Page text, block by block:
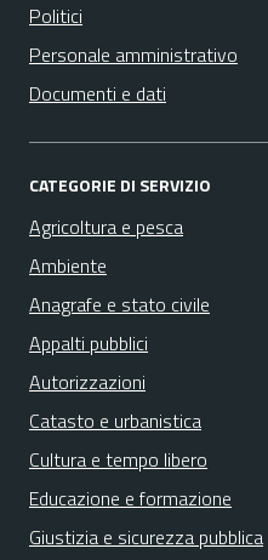
Politici
Personale amministrativo
Documenti e dati
CATEGORIE DI SERVIZIO
Agricoltura e pesca
Ambiente
Anagrafe e stato civile
Appalti pubblici
Autorizzazioni
Catasto e urbanistica
Cultura e tempo libero
Educazione e formazione
Giustizia e sicurezza pubblica